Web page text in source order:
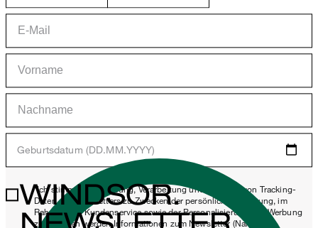
Geburtsdatum (DD.MM.YYYY)
*Ich stimme der Erhebung, Verarbeitung und Nutzung von Tracking-
Daten des Newsletters zu Zwecken der persönlichen Beratung, im
Rahmen des Kundenservice sowie der Personalisierung von Werbung
zu. Erhoben werden Informationen zum Newsletter (Name des
WINDSOR.